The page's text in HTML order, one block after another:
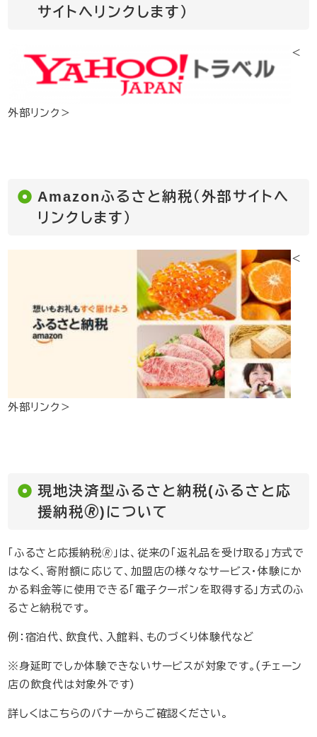
サイトへリンクします）
＜
外部リンク＞
Amazonふるさと納税（外部サイトへ
リンクします）
＜
外部リンク＞
現地決済型ふるさと納税(ふるさと応
援納税🄬)について
「ふるさと応援納税🄬」は、従来の「返礼品を受け取る」方式で
はなく、寄附額に応じて、加盟店の様々なサービス・体験にか
かる料金等に使用できる「電子クーポンを取得する」方式のふ
るさと納税です。
例：宿泊代、飲食代、入館料、ものづくり体験代など
※身延町でしか体験できないサービスが対象です。(チェーン
店の飲食代は対象外です)
詳しくはこちらのバナーからご確認ください。